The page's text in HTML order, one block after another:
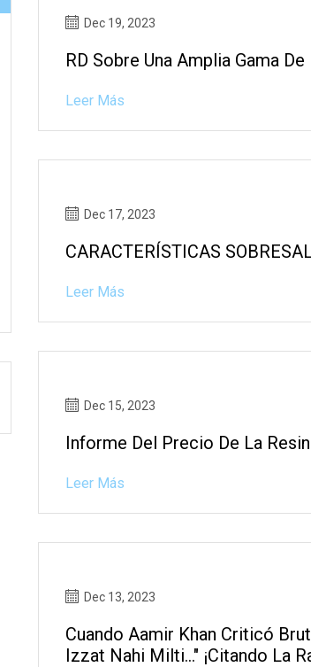
Dec 19, 2023
RD Sobre Una Amplia Gama
Leer Más
Dec 17, 2023
CARACTERÍSTICAS
Leer Más
Dec 15, 2023
Informe Del Precio De La
Leer Más
Dec 13, 2023
Cuando Aamir Khan Criticó
Izzat Nahi Milti..." ¡Citando La